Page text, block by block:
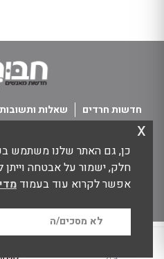
כן, גם האתר שלנו משתמש
חלק, ישמור על אבטחה וייתן
אפשר לקרוא עוד בעמוד
לא מסכים/ה
x
בית
חדשות חרדים שאלות ותשובות
כל הזכויות שמורות